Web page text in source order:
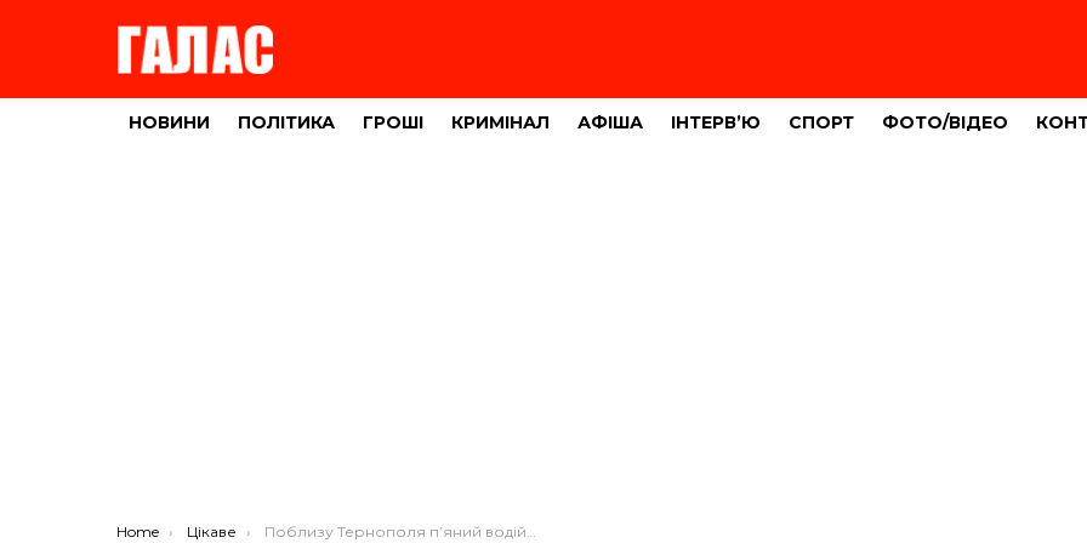
НОВИНИ ПОЛІТИКА ГРОШІ КРИМІНАЛ АФІША ІНТЕРВ’Ю СПОРТ ФОТО/ВІДЕО
You are here:
Home Цікаве Поблизу Тернополя п’яний водій в’їхав у дерево